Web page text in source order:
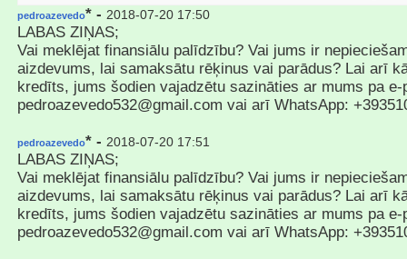
pedroazevedo* - 2018-07-20 17:50
LABAS ZIŅAS;
Vai meklējat finansiālu palīdzību? Vai jums ir
aizdevums, lai samaksātu rēķinus vai parādus? Lai arī
kredīts, jums šodien vajadzētu sazināties ar mums pa e-
pedroazevedo532@gmail.com vai arī WhatsApp:
pedroazevedo* - 2018-07-20 17:51
LABAS ZIŅAS;
Vai meklējat finansiālu palīdzību? Vai jums ir
aizdevums, lai samaksātu rēķinus vai parādus? Lai arī
kredīts, jums šodien vajadzētu sazināties ar mums pa e-
pedroazevedo532@gmail.com vai arī WhatsApp: